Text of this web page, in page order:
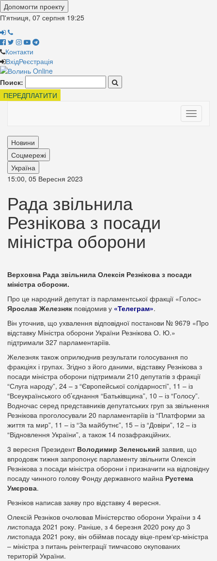
Допомогти проекту
П'ятниця, 07 серпня 19:25
Контакти
ВхідРеєстрація
Поиск:
ПЕРЕДПЛАТИТИ
Toggle
Новини
Соцмережі
Україна
15:00, 05 Вересня 2023
Рада звільнила
Резнікова з посади
міністра оборони
Верховна Рада звільнила Олексія Резнікова з посади
міністра оборони.
Про це народний депутат із парламентської фракції «Голос»
Ярослав Железняк повідомив у «Телеграм».
Він уточнив, що ухвалення відповідної постанови № 9679 «Про
відставку Міністра оборони України Резнікова О. Ю.»
підтримали 327 парламентаріїв.
Железняк також оприлюднив результати голосування по
фракціях і групах. Згідно з його даними, відставку Резнікова з
посади міністра оборони підтримали 210 депутатів з фракції
“Слуга народу”, 24 – з “Європейської солідарності”, 11 – із
“Всеукраїнського об’єднання “Батьківщина”, 10 – із “Голосу”.
Водночас серед представників депутатських груп за звільнення
Резнікова проголосували 20 парламентаріїв із “Платформи за
життя та мир”, 11 – із “За майбутнє”, 15 – із “Довіри”, 12 – із
“Відновлення України”, а також 14 позафракційних.
3 вересня Президент Володимир Зеленський заявив, що
впродовж тижня запропонує парламенту звільнити Олексія
Резнікова з посади міністра оборони і призначити на відповідну
посаду чинного голову Фонду державного майна Рустема
Умєрова.
Резніков написав заяву про відставку 4 вересня.
Олексій Резніков очолював Міністерство оборони України з 4
листопада 2021 року. Раніше, з 4 березня 2020 року до 3
листопада 2021 року, він обіймав посаду віце-прем‘єр-міністра
– міністра з питань реінтеграції тимчасово окупованих
територій України.